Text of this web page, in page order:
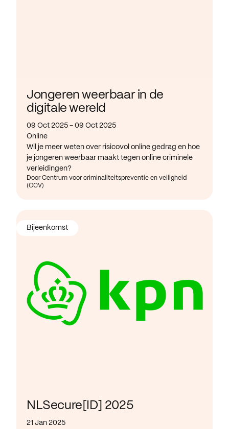
Jongeren weerbaar in de
digitale wereld
09 Oct 2025 - 09 Oct 2025
Online
Wil je meer weten over risicovol online gedrag en hoe
je jongeren weerbaar maakt tegen online criminele
verleidingen?
Door Centrum voor criminaliteitspreventie en veiligheid
(CCV)
NLSecure[ID] 2025
21 Jan 2025
Bijeenkomst